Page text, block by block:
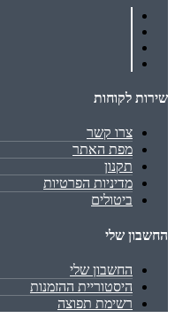
שירות לקוחות
צרו קשר
מפת האתר
תקנון
מדיניות הפרטיות
ביטולים
החשבון שלי
החשבון שלי
היסטוריית ההזמנות
רשימת תפוצה